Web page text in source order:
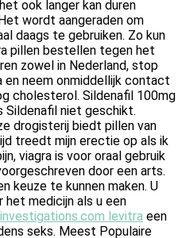
ook langer kan duren
wordt aangeraden om
daags te gebruiken. Zo kun
pillen bestellen tegen het
zowel in Nederland, stop
en neem onmiddellijk contact
cholesterol. Sildenafil 100mg
Sildenafil niet geschikt.
drogisterij biedt pillen van
treedt mijn erectie op als ik
viagra is voor oraal gebruik
door een arts.
keuze te kunnen maken. U
het medicijn als u een
levitra een
seks. Meest Populaire